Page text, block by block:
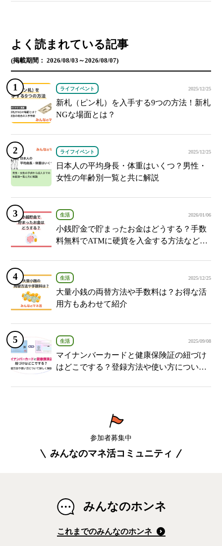
よく読まれている記事
(掲載期間： 2026/08/03～2026/08/07)
ライフイベント 2025/12/25
新札（ピン札）を入手する9つの方法！新札
NGな場面とは？
ライフイベント 2025/12/25
日本人の平均身長・体重はいくつ？男性・
女性の年齢別一覧と共に解説
生活 2026/01/06
小銭貯金で貯まったお金はどうする？手数
料無料でATMに硬貨を入金する方法など紹
生活 2025/12/25
大量小銭の両替方法や手数料は？お得な活
用方もあわせて紹介
生活 2025/09/08
マイナンバーカードと健康保険証の紐づけ
はどこでする？登録方法や使い方について
参加者募集中
みんなのマネ活コミュニティ
みんなのホンネ
これまでのみんなのホンネ